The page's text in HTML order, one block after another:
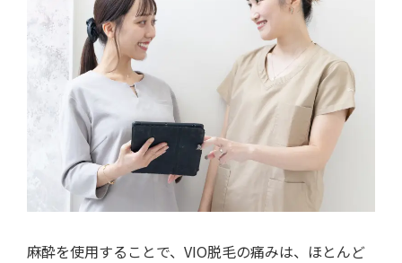
麻酔を使用することで、VIO脱毛の痛みは、ほとんど